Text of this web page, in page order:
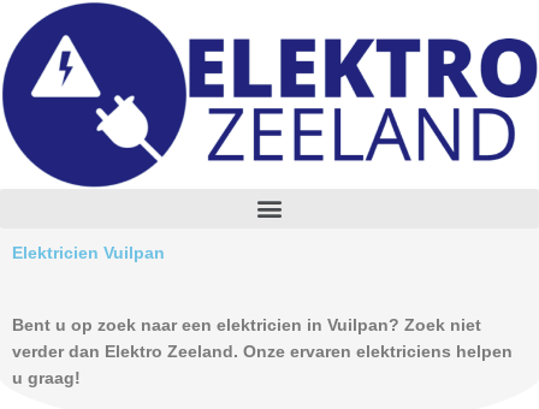
content
M
e
Elektricien Vuilpan
Bent u op zoek naar een elektricien in Vuilpan? Zoek niet
verder dan Elektro Zeeland. Onze ervaren elektriciens helpen
u graag!